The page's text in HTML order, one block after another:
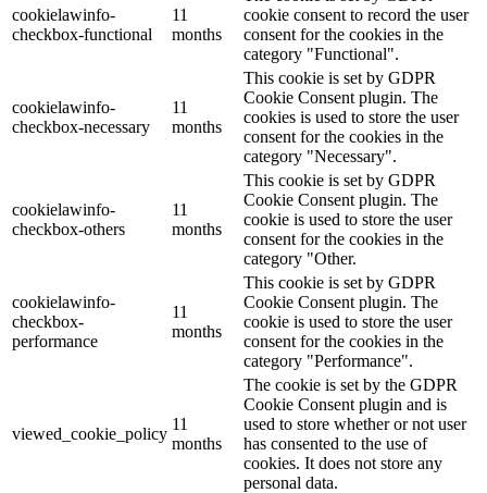
cookielawinfo-
checkbox-functional
11
months
cookie consent to record the user
consent for the cookies in the
category "Functional".
cookielawinfo-
checkbox-necessary
11
months
This cookie is set by GDPR
Cookie Consent plugin. The
cookies is used to store the user
consent for the cookies in the
category "Necessary".
cookielawinfo-
checkbox-others
11
months
This cookie is set by GDPR
Cookie Consent plugin. The
cookie is used to store the user
consent for the cookies in the
category "Other.
cookielawinfo-
checkbox-
performance
11
months
This cookie is set by GDPR
Cookie Consent plugin. The
cookie is used to store the user
consent for the cookies in the
category "Performance".
viewed_cookie_policy
11
months
The cookie is set by the GDPR
Cookie Consent plugin and is
used to store whether or not user
has consented to the use of
cookies. It does not store any
personal data.